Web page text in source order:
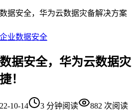
据安全，华为云数据灾备解决方案
企业数据安全
据安全，华为云数据灾
！
10-14 3 分钟阅读 882 次阅读